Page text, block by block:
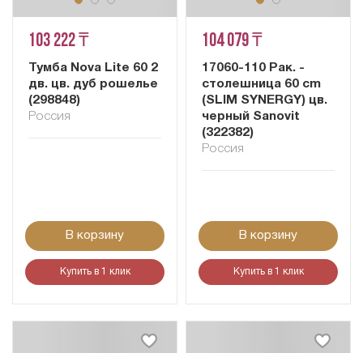
103 222 ₸
Тумба Nova Lite 60 2
дв. цв. дуб рошелье
(298848)
Россия
В корзину
Купить в 1 клик
104 079 ₸
17060-110 Рак. -
столешница 60 cm
(SLIM SYNERGY) цв.
черный Sanovit
(322382)
Россия
В корзину
Купить в 1 клик